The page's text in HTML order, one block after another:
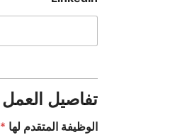
تفاصيل العمل
الوظيفة المتقدم لها *